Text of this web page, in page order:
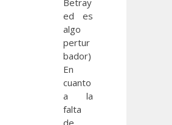
ed es
algo
pertur
bador)
En
cuanto
a la
falta
de